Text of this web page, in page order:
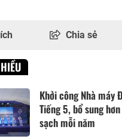
Chia sẻ
Khởi công Nhà
Tiếng 5, bổ sung
sạch mỗi năm